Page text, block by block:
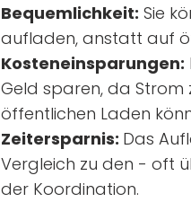
Bequemlichkeit: Sie
aufladen, anstatt auf
Kosteneinsparungen:
Geld sparen, da Strom
öffentlichen Laden
Zeitersparnis: Das
Vergleich zu den - oft
der Koordination.